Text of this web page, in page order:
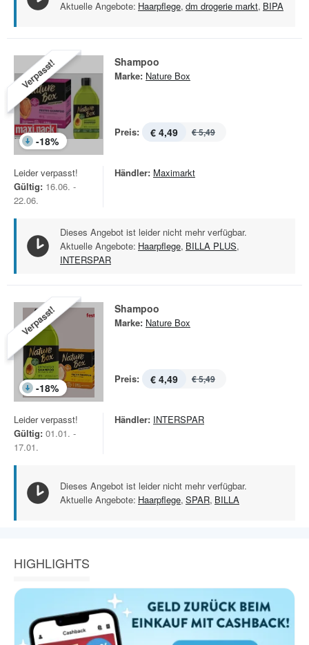
Aktuelle Angebote: Haarpflege, dm drogerie markt, BIPA
Verpasst!
-18%
Shampoo
Marke: Nature Box
Preis: € 4,49 € 5,49
Leider verpasst!
Gültig: 16.06. -
22.06.
Händler: Maximarkt
Dieses Angebot ist leider nicht mehr verfügbar.
Aktuelle Angebote: Haarpflege, BILLA PLUS,
INTERSPAR
Verpasst!
-18%
Shampoo
Marke: Nature Box
Preis: € 4,49 € 5,49
Leider verpasst!
Gültig: 01.01. -
17.01.
Händler: INTERSPAR
Dieses Angebot ist leider nicht mehr verfügbar.
Aktuelle Angebote: Haarpflege, SPAR, BILLA
HIGHLIGHTS